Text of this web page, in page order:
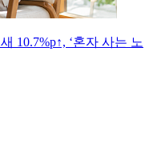
10.7%p↑, ‘혼자 사는 노